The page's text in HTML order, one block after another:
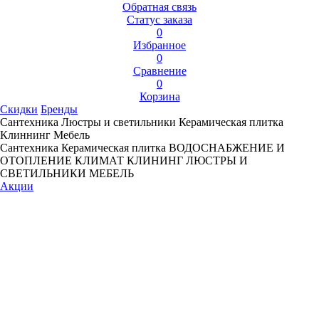
Обратная связь
Статус заказа
0
Избранное
0
Сравнение
0
Корзина
Скидки Бренды
Сантехника Люстры и светильники Керамическая плитка
Клиннинг Мебель
Сантехника Керамическая плитка ВОДОСНАБЖЕНИЕ И
ОТОПЛЕНИЕ КЛИМАТ КЛИНИНГ ЛЮСТРЫ И
СВЕТИЛЬНИКИ МЕБЕЛЬ
Акции